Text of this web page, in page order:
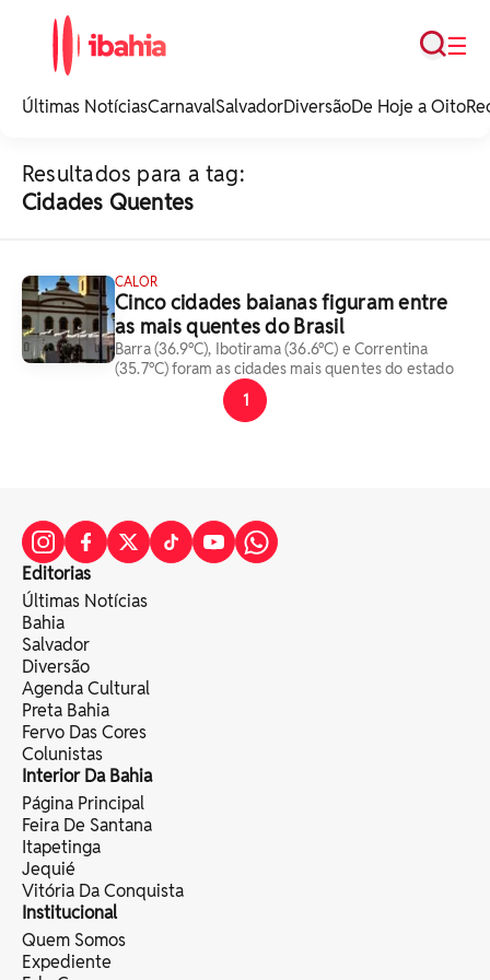
noticias e
☰
Busca
Últimas NotíciasCarnavalSalvadorDiversãoDe Hoje a Oito
Resultados para a tag:
Cidades Quentes
CALOR
Cinco cidades baianas figuram entre
as mais quentes do Brasil
Barra (36.9°C), Ibotirama (36.6°C) e Correntina
(35.7°C) foram as cidades mais quentes do estado
1
Editorias
Últimas Notícias
Bahia
Salvador
Diversão
Agenda Cultural
Preta Bahia
Fervo Das Cores
Colunistas
Interior Da Bahia
Página Principal
Feira De Santana
Itapetinga
Jequié
Vitória Da Conquista
Institucional
Quem Somos
Expediente